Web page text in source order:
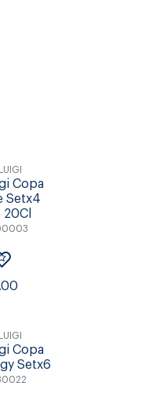
Copa
Setx4
20Cl
Copa
Setx6